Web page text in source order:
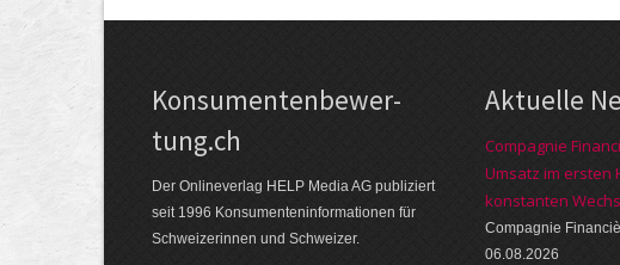
Kon­su­menten­be­wer­
tung.ch
Der Online­verlag HELP Media AG publi­ziert
seit 1996 Kon­su­menten­infor­mationen für
Schwei­zerinnen und Schweizer.
Aktuelle
Compagnie
Umsatz im ersten
konstanten
Compagnie
06.08.2026